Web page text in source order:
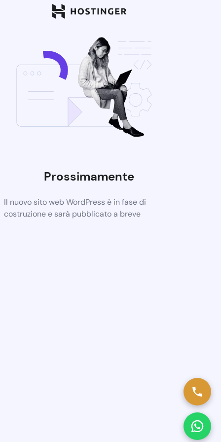
Prossimamente
Il nuovo sito web WordPress è in fase di
costruzione e sarà pubblicato a breve